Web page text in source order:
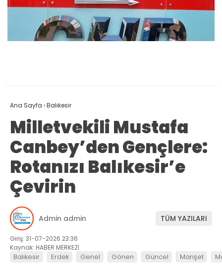
Ana Sayfa ›Balıkesir
Milletvekili Mustafa
Canbey’den Gençlere:
Rotanızı Balıkesir’e
Çevirin
Admin admin TÜM YAZILARI
Giriş: 31-07-2026 23:36
Kaynak: HABER MERKEZİ
Balıkesir Erdek Genel Gönen Güncel Manşet